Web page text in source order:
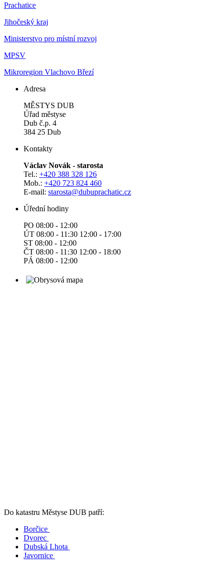
Prachatice
Jihočeský kraj
Ministerstvo pro místní rozvoj
MPSV
Mikroregion Vlachovo Březí
Adresa
MĚSTYS DUB
Úřad městyse
Dub č.p. 4
384 25 Dub
Kontakty
Václav Novák - starosta
Tel.: +420 388 328 126
Mob.: +420 723 824 460
E-mail: starosta@dubuprachatic.cz
Úřední hodiny
PO 08:00 - 12:00
ÚT 08:00 - 11:30 12:00 - 17:00
ST 08:00 - 12:00
ČT 08:00 - 11:30 12:00 - 18:00
PÁ 08:00 - 12:00
Do katastru Městyse DUB patří:
Borčice
Dvorec
Dubská Lhota
Javornice